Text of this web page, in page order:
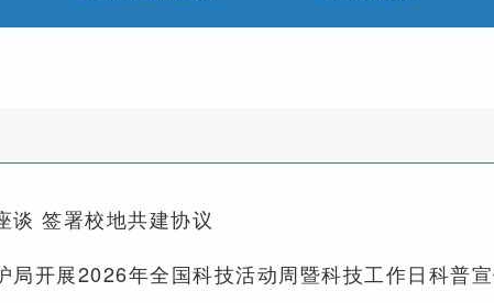
谈 签署校地共建协议
开展2026年全国科技活动周暨科技工作日科普